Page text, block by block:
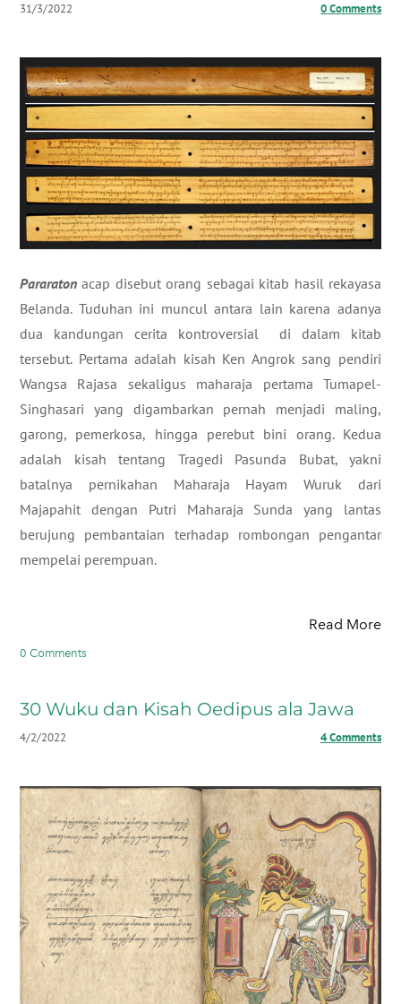
31/3/2022 0 Comments
Pararaton acap disebut orang sebagai kitab hasil rekayasa
Belanda. Tuduhan ini muncul antara lain karena adanya
dua kandungan cerita kontroversial di dalam kitab
tersebut. Pertama adalah kisah Ken Angrok sang pendiri
Wangsa Rajasa sekaligus maharaja pertama Tumapel-
Singhasari yang digambarkan pernah menjadi maling,
garong, pemerkosa, hingga perebut bini orang. Kedua
adalah kisah tentang Tragedi Pasunda Bubat, yakni
batalnya pernikahan Maharaja Hayam Wuruk dari
Majapahit dengan Putri Maharaja Sunda yang lantas
berujung pembantaian terhadap rombongan pengantar
mempelai perempuan.
Read More
0 Comments
30 Wuku dan Kisah Oedipus ala Jawa
4/2/2022 4 Comments